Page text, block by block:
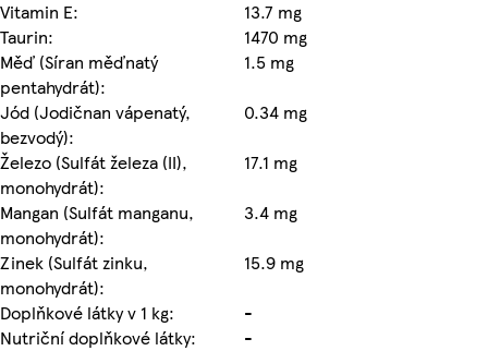
Vitamin E:
13.7 mg
Taurin:
1470 mg
Měď (Síran měďnatý
pentahydrát):
1.5 mg
Jód (Jodičnan vápenatý,
bezvodý):
0.34 mg
Železo (Sulfát železa (II),
monohydrát):
17.1 mg
Mangan (Sulfát manganu,
monohydrát):
3.4 mg
Zinek (Sulfát zinku,
monohydrát):
15.9 mg
Doplňkové látky v 1 kg:
-
Nutriční doplňkové látky:
-